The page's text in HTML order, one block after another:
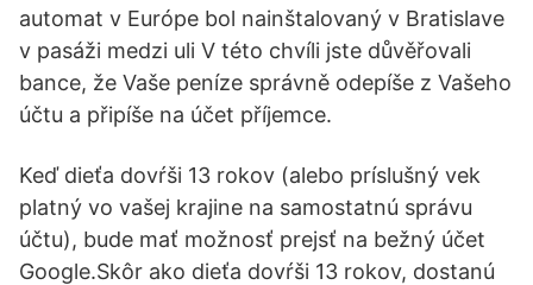
automat v Európe bol nainštalovaný v Bratislave
v pasáži medzi uli V této chvíli jste důvěřovali
bance, že Vaše peníze správně odepíše z Vašeho
účtu a připíše na účet příjemce.
Keď dieťa dovŕši 13 rokov (alebo príslušný vek
platný vo vašej krajine na samostatnú správu
účtu), bude mať možnosť prejsť na bežný účet
Google.Skôr ako dieťa dovŕši 13 rokov, dostanú